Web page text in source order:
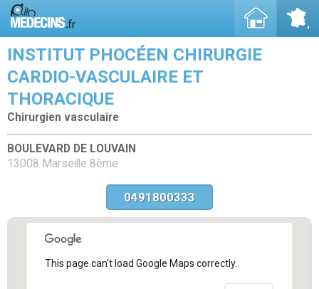
INSTITUT PHOCÉEN CHIRURGIE
CARDIO-VASCULAIRE ET
THORACIQUE
Chirurgien vasculaire
BOULEVARD DE LOUVAIN
13008 Marseille 8ème
0491800333
This page can't load Google Maps correctly.